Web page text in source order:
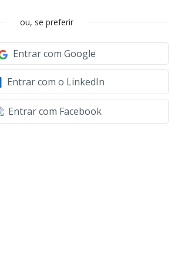
ou, se preferir
Entrar com Google
Entrar com o LinkedIn
Entrar com Facebook